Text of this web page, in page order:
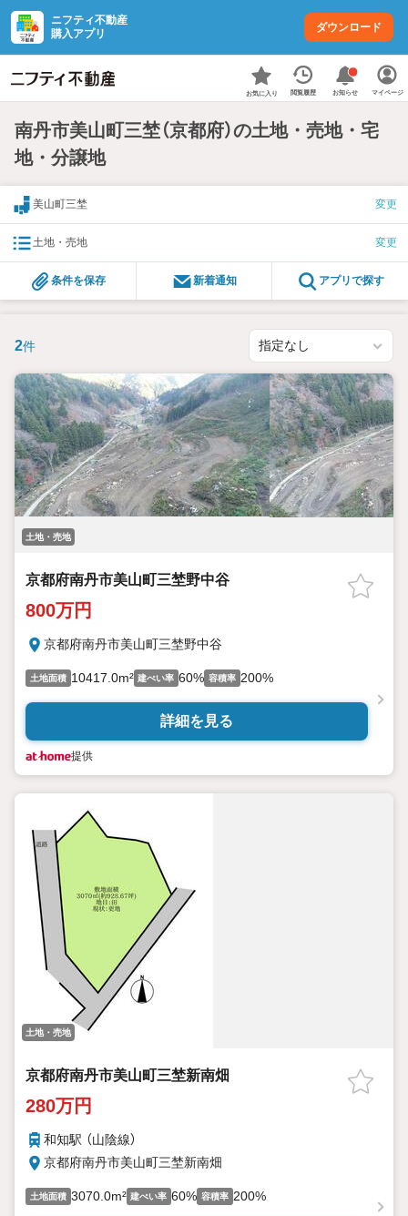
ニフティ不動産
購入アプリ
ダウンロード
お気に入り 閲覧履歴 お知らせ マイページ
南丹市美山町三埜（京都府）の土地・売地・宅
地・分譲地
美山町三埜 変更
土地・売地 変更
条件を保存 新着通知 アプリで探す
2件
土地・売地
京都府南丹市美山町三埜野中谷
800万円
京都府南丹市美山町三埜野中谷
土地面積 10417.0m² 建ぺい率 60% 容積率 200%
詳細を見る
提供
土地・売地
京都府南丹市美山町三埜新南畑
280万円
和知駅 （山陰線）
京都府南丹市美山町三埜新南畑
土地面積 3070.0m² 建ぺい率 60% 容積率 200%